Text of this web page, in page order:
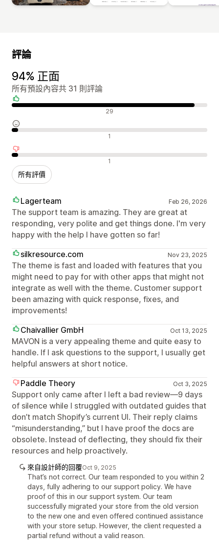
評論
94% 正面
所有預設內容共 31 則評論
正面評論 29
中立評論 1
負面評論 1
所有評價
Lagerteam Feb 26, 2026
The support team is amazing. They are great at
responding, very polite and get things done. I'm very
happy with the help I have gotten so far!
silkresource.com
Nov 23, 2025
The theme is fast and loaded with features that you
might need to pay for with other apps that might not
integrate as well with the theme. Customer support
been amazing with quick response, fixes, and
improvements!
Chaivallier GmbH
Oct 13, 2025
MAVON is a very appealing theme and quite easy to
handle. If I ask questions to the support, I usually get
helpful answers at short notice.
Paddle Theory
Oct 3, 2025
Support only came after I left a bad review—9 days
of silence while I struggled with outdated guides that
don’t match Shopify’s current UI. Their reply claims
“misunderstanding,” but I have proof the docs are
obsolete. Instead of deflecting, they should fix their
resources and help proactively.
來自設計師的回覆Oct 9, 2025
That’s not correct. Our team responded to you within 2
days, fully adhering to our support policy. We have
proof of this in our support system. Our team
successfully migrated your store from the old version
to the new one and even offered continued assistance
with your store setup. However, the client requested a
partial refund without a valid reason.